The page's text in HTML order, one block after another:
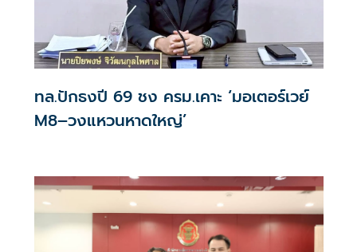
ทล.ปักธงปี 69 ชง ครม.เคาะ ‘มอเตอร์เวย์
M8–วงแหวนหาดใหญ่’